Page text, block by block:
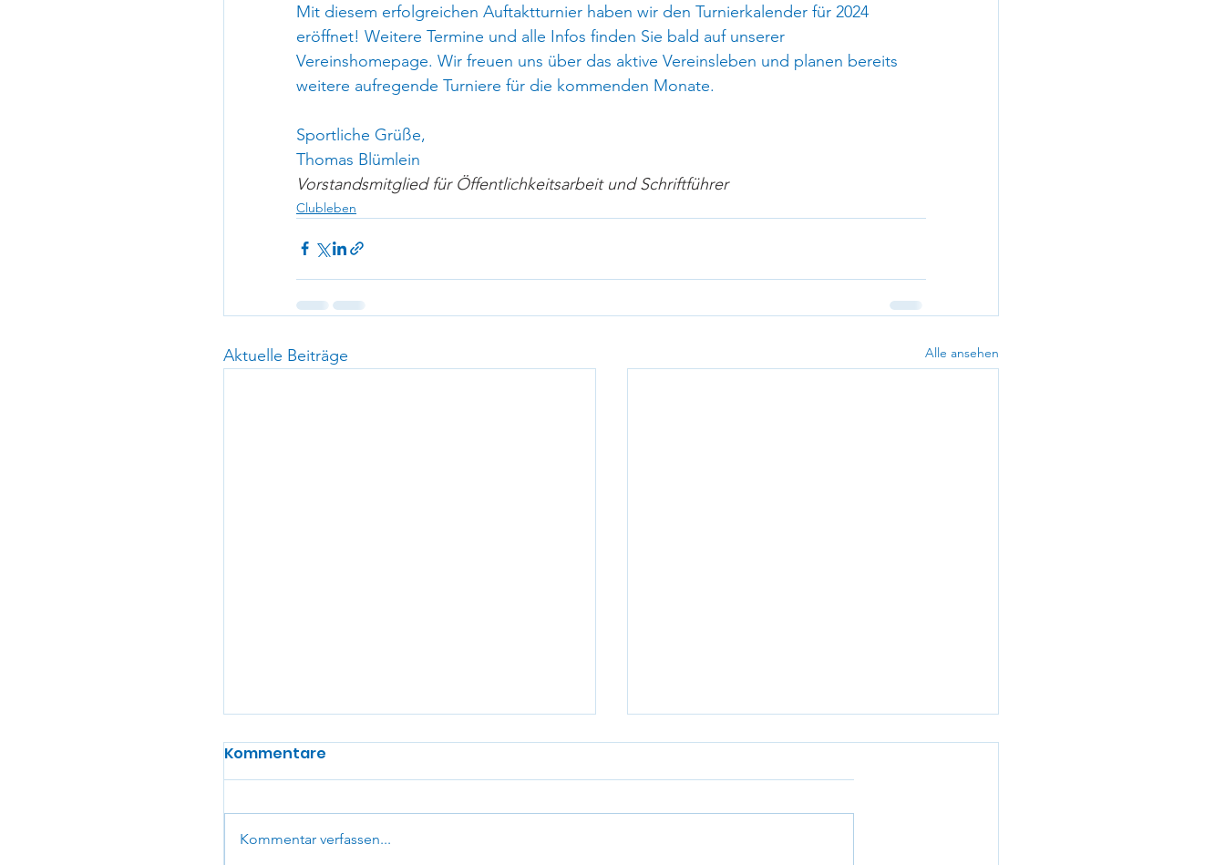
Mit diesem erfolgreichen Auftaktturnier haben wir den Turnierkalender für 2024
eröffnet! Weitere Termine und alle Infos finden Sie bald auf unserer
Vereinshomepage. Wir freuen uns über das aktive Vereinsleben und planen bereits
weitere aufregende Turniere für die kommenden Monate.
Sportliche Grüße,
Thomas Blümlein
Vorstandsmitglied für Öffentlichkeitsarbeit und Schriftführer
Clubleben
Aktuelle Beiträge Alle ansehen
Kommentare
Kommentar verfassen...